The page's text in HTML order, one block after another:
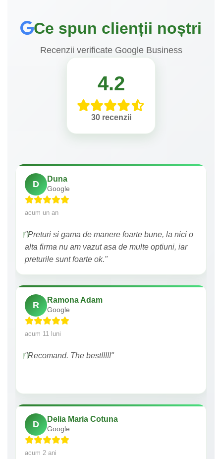
Ce spun clienții noștri
Recenzii verificate Google Business
4.2
30 recenzii
D
Duna
Google
acum un an
"Preturi si gama de manere foarte bune, la nici o
alta firma nu am vazut asa de multe optiuni, iar
preturile sunt foarte ok."
R
Ramona Adam
Google
acum 11 luni
"Recomand. The best!!!!!"
D
Delia Maria Cotuna
Google
acum 2 ani